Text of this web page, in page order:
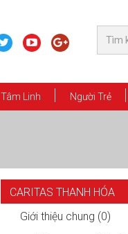
Tâm Linh Người Trẻ
CARITAS THANH HÓA
Giới thiệu chung (0)